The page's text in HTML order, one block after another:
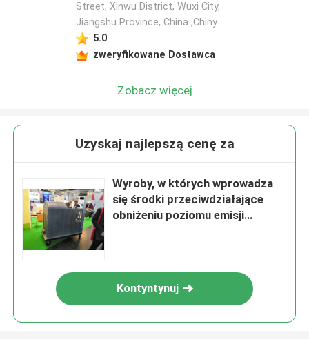
Street, Xinwu District, Wuxi City,
Jiangshu Province, China ,Chiny
5.0
zweryfikowane Dostawca
Zobacz więcej
Uzyskaj najlepszą cenę za
Wyroby, w których wprowadza
się środki przeciwdziałające
obniżeniu poziomu emisji
Kontyntynuj